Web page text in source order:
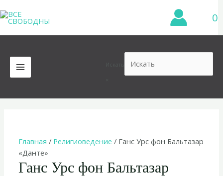
к
содержимому
0
MAIN
MENU
Главная / Религиоведение / Ганс Урс фон Бальтазар
«Данте»
Ганс Урс фон Бальтазар